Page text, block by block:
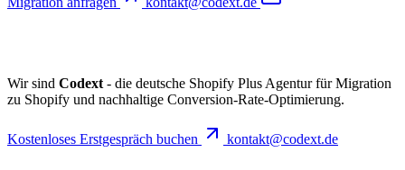
Wir sind Codext - die deutsche Shopify Plus Agentur für Migration
zu Shopify und nachhaltige Conversion-Rate-Optimierung.
Kostenloses Erstgespräch buchen kontakt@codext.de